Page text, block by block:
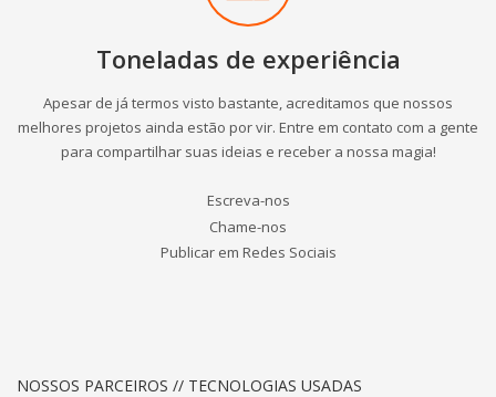
Toneladas de experiência
Apesar de já termos visto bastante, acreditamos que nossos
melhores projetos ainda estão por vir. Entre em contato com a gente
para compartilhar suas ideias e receber a nossa magia!
Escreva-nos
Chame-nos
Publicar em Redes Sociais
NOSSOS PARCEIROS // TECNOLOGIAS USADAS